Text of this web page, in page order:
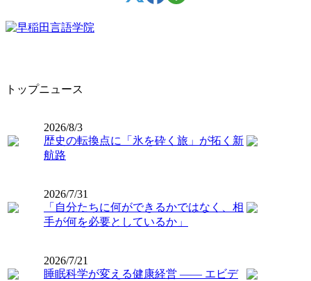
トップニュース
2026/8/3
歴史の転換点に「氷を砕く旅」が拓く新
航路
2026/7/31
「自分たちに何ができるかではなく、相
手が何を必要としているか」
2026/7/21
睡眠科学が変える健康経営 ―― エビデ